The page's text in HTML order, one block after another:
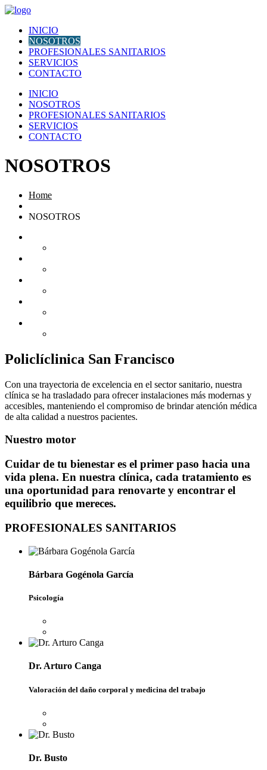
Abrir menú de navegación
INICIO
NOSOTROS
PROFESIONALES SANITARIOS
SERVICIOS
CONTACTO
INICIO
NOSOTROS
PROFESIONALES SANITARIOS
SERVICIOS
CONTACTO
NOSOTROS
Home
NOSOTROS
Policlíclinica San Francisco
Con una trayectoria de excelencia en el sector sanitario, nuestra
clínica se ha trasladado para ofrecer instalaciones más modernas y
accesibles, manteniendo el compromiso de brindar atención médica
de alta calidad a nuestros pacientes.
Nuestro motor
Cuidar de tu bienestar es el primer paso hacia una
vida plena. En nuestra clínica, cada tratamiento es
una oportunidad para renovarte y encontrar el
equilibrio que mereces.
PROFESIONALES SANITARIOS
Bárbara Gogénola García
Psicología
Dr. Arturo Canga
Valoración del daño corporal y medicina del trabajo
Dr. Busto